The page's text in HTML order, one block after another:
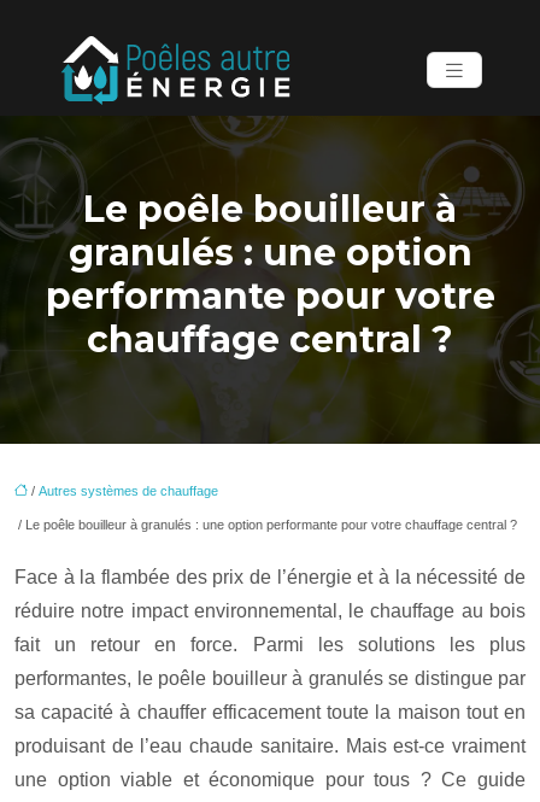
Le poêle bouilleur à
granulés : une option
performante pour votre
chauffage central ?
/ Autres systèmes de chauffage
/ Le poêle bouilleur à granulés : une option performante pour votre chauffage central ?
Face à la flambée des prix de l’énergie et à la nécessité de
réduire notre impact environnemental, le chauffage au bois
fait un retour en force. Parmi les solutions les plus
performantes, le poêle bouilleur à granulés se distingue par
sa capacité à chauffer efficacement toute la maison tout en
produisant de l’eau chaude sanitaire. Mais est-ce vraiment
une option viable et économique pour tous ? Ce guide